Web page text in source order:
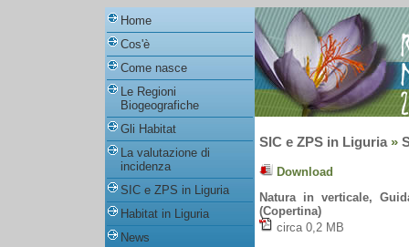
Home
Cos'è
Come nasce
Le Regioni
Biogeografiche
Gli Habitat
La valutazione di
incidenza
SIC e ZPS in Liguria
Habitat in Liguria
News
SIC e ZPS in Liguria »
Download
Natura in verticale,
(Copertina)
circa 0,2 MB